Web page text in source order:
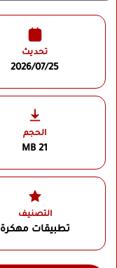
تحديث
2026/07/25
الحجم
21 MB
التصنيف
تطبيقات مهكرة